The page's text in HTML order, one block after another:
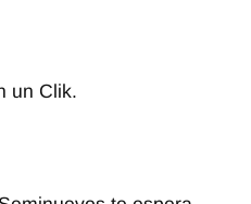
un Clik.